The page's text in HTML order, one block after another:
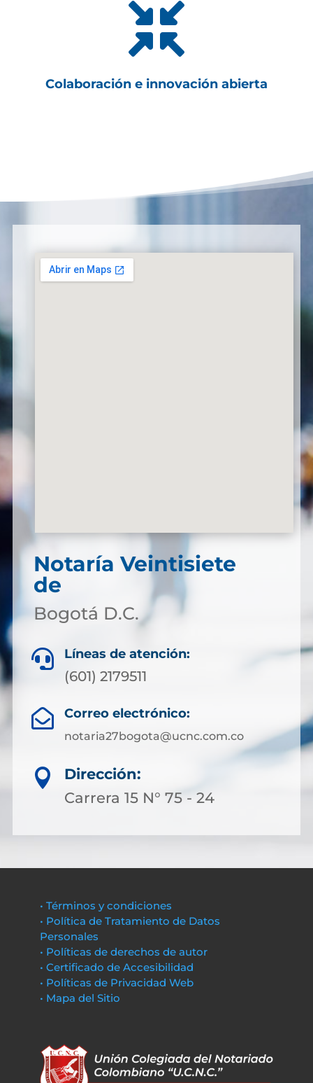

Colaboración e innovación abierta
Notaría Veintisiete
de
Bogotá D.C.
 Líneas de atención:
(601) 2179511
 Correo electrónico:
notaria27bogota@ucnc.com.co

Dirección:
Carrera 15 N° 75 - 24
• Términos y condiciones
• Política de Tratamiento de Datos
Personales
• Políticas de derechos de autor
• Certificado de Accesibilidad
• Políticas de Privacidad Web
• Mapa del Sitio